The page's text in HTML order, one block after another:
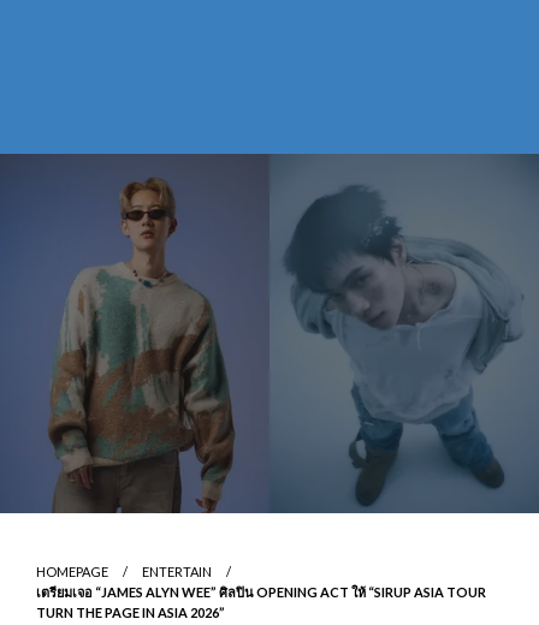
HOMEPAGE
ENTERTAIN
เตรียมเจอ “JAMES ALYN WEE” ศิลปิน OPENING ACT ให้ “SIRUP ASIA TOUR
TURN THE PAGE IN ASIA 2026”